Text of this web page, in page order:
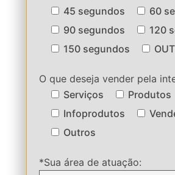
45 segundos
60
90 segundos
120
150 segundos
O que deseja vender pela
Serviços
Produtos
Infoprodutos
Outros
*Sua área de atuação: